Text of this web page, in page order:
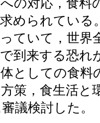
の対応，食料
められている
ていて，世界
到来する恐れ
としての食料
策，食生活と
議検討した。